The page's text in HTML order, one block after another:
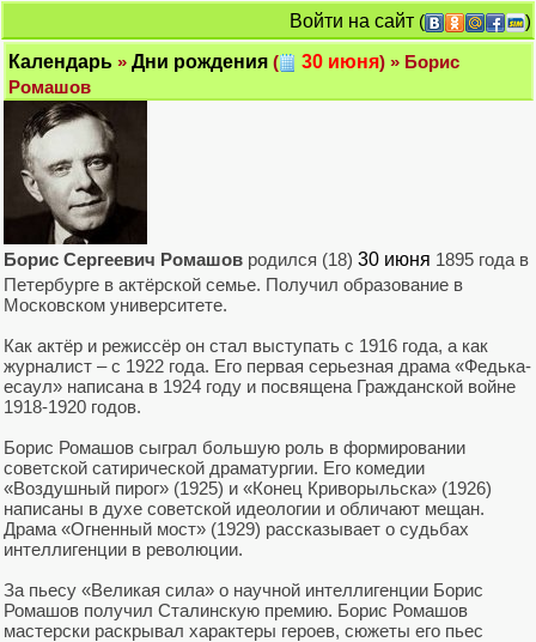
Войти на сайт (
)
Календарь » Дни рождения ( 30 июня) » Борис
Ромашов
Борис Сергеевич Ромашов родился (18) 30 июня 1895 года в
Петербурге в актёрской семье. Получил образование в
Московском университете.
Как актёр и режиссёр он стал выступать с 1916 года, а как
журналист – с 1922 года. Его первая серьезная драма «Федька-
есаул» написана в 1924 году и посвящена Гражданской войне
1918-1920 годов.
Борис Ромашов сыграл большую роль в формировании
советской сатирической драматургии. Его комедии
«Воздушный пирог» (1925) и «Конец Криворыльска» (1926)
написаны в духе советской идеологии и обличают мещан.
Драма «Огненный мост» (1929) рассказывает о судьбах
интеллигенции в революции.
За пьесу «Великая сила» о научной интеллигенции Борис
Ромашов получил Сталинскую премию. Борис Ромашов
мастерски раскрывал характеры героев, сюжеты его пьес